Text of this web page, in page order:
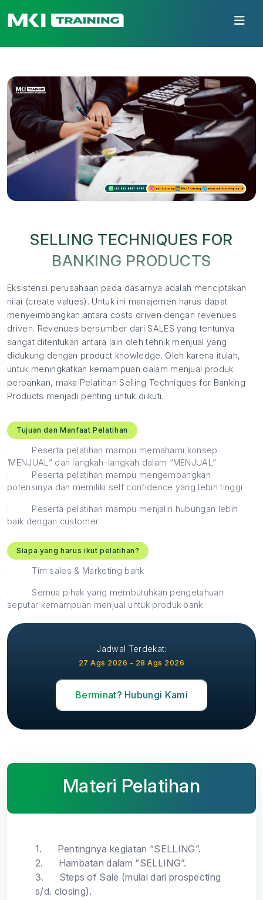
SELLING TECHNIQUES FOR
BANKING PRODUCTS
Eksistensi perusahaan pada dasarnya adalah menciptakan
nilai (create values). Untuk ini manajemen harus dapat
menyeimbangkan antara costs driven dengan revenues
driven. Revenues bersumber dari SALES yang tentunya
sangat ditentukan antara lain oleh tehnik menjual yang
didukung dengan product knowledge. Oleh karena itulah,
untuk meningkatkan kemampuan dalam menjual produk
perbankan, maka Pelatihan Selling Techniques for Banking
Products menjadi penting untuk diikuti.
Tujuan dan Manfaat Pelatihan
·
Peserta pelatihan mampu memahami konsep
‘MENJUAL” dan langkah-langkah dalam “MENJUAL”
·
Peserta pelatihan mampu mengembangkan
potensinya dan memiliki self confidence yang lebih tinggi
·
Peserta pelatihan mampu menjalin hubungan lebih
baik dengan customer
Siapa yang harus ikut pelatihan?
· Tim sales & Marketing bank
·
Semua pihak yang membutuhkan pengetahuan
seputar kemampuan menjual untuk produk bank
Jadwal Terdekat:
27 Ags 2026 - 28 Ags 2026
Berminat? Hubungi Kami
Materi Pelatihan
1.
Pentingnya kegiatan “SELLING”.
2.
Hambatan dalam “SELLING”.
3.
Steps of Sale (mulai dari prospecting
s/d. closing).